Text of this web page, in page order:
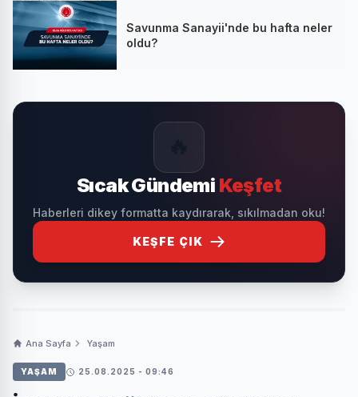
Savunma Sanayii'nde bu hafta neler
oldu?
Sıcak Gündemi Keşfet
Haberleri dikey formatta kaydırarak, sıkılmadan oku!
KEŞFE ÇIK
Ana Sayfa Yaşam
YAŞAM 25.08.2025 - 09:46